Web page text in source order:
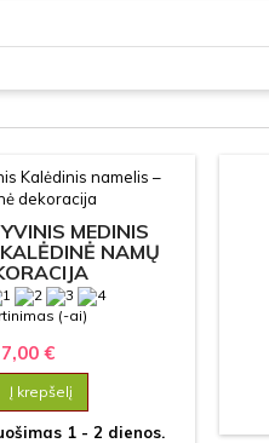
MEDINIS
NAMŲ
(-ai)
7,00 €
Į krepšelį
1 - 2 dienos.